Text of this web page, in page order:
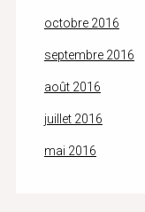
octobre 2016
septembre 2016
août 2016
juillet 2016
mai 2016